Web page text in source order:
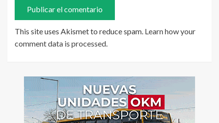
This site uses Akismet to reduce spam. Learn how your
comment data is processed.